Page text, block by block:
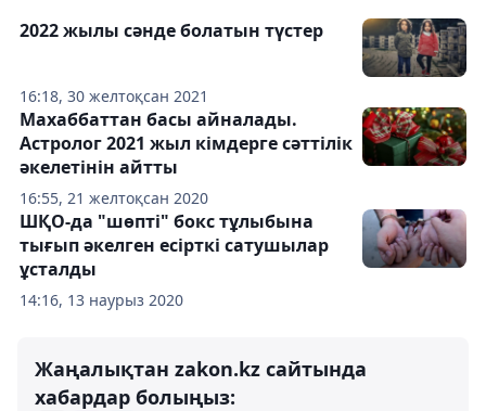
16:18, 30 желтоқсан 2021
2022 жылы сәнде болатын түстер
16:55, 21 желтоқсан 2020
Махаббаттан басы айналады.
Астролог 2021 жыл кімдерге сәттілік
әкелетінін айтты
14:16, 13 наурыз 2020
ШҚО-да "шөпті" бокс тұлыбына
тығып әкелген есірткі сатушылар
ұсталды
Жаңалықтан zakon.kz сайтында
хабардар болыңыз: